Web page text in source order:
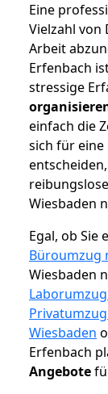
Eine
Vielzahl von
Arbeit
Erfenbach
stressige
einfach die
sich für eine
Wiesbaden
Egal, ob Sie
Büroumzug
Wiesbaden
Wiesbaden
Erfenbach
Angebote